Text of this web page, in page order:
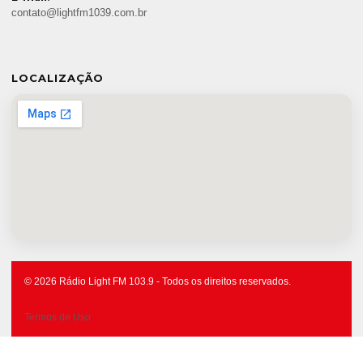
contato@lightfm1039.com.br
LOCALIZAÇÃO
© 2026 Rádio Light FM 103.9 - Todos os direitos reservados.
Termos de Uso